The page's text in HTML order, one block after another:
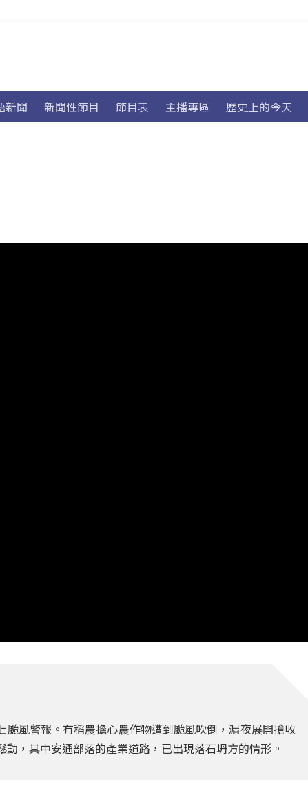
新聞 新聞性節目 節目表 主播專區 歷史上的今天
風警報。有稻農擔心農作物遭到颱風吹倒，漏夜展開搶收
，其中安通部落的產業道路，已出現落石坍方的情形。